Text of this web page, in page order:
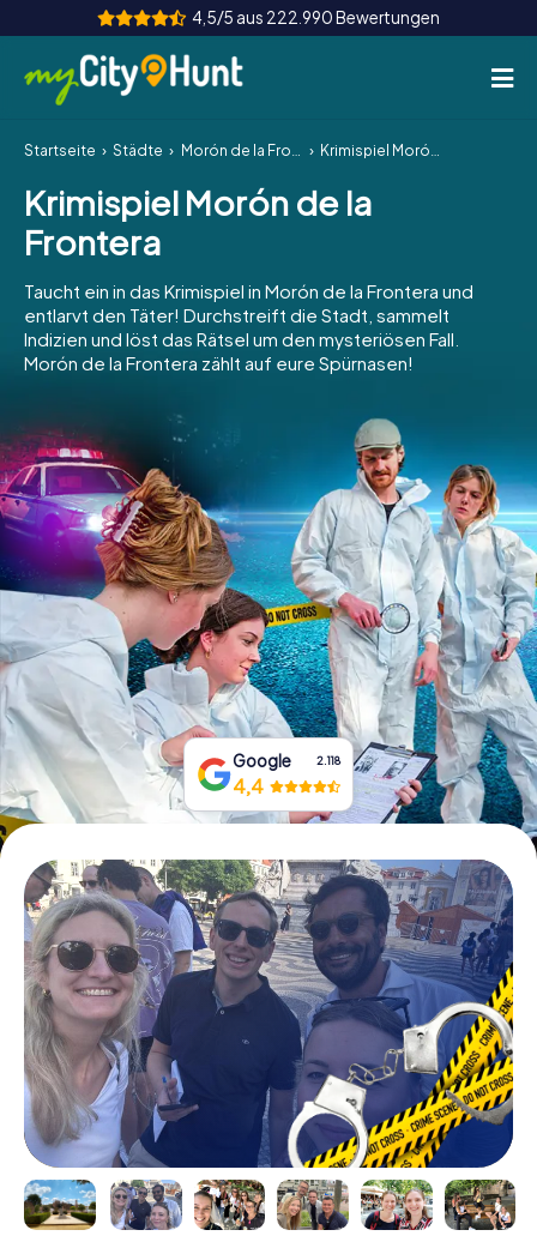
4,5/5 aus 222.990 Bewertungen
So funktioniert's
Städte
Teamevent
INT AT
ES
IE
IT
NL
Tickets buchen
Gutscheine bestellen
Startseite Städte Morón de la Frontera Krimispiel Morón de la Frontera
Krimispiel Morón de la
Frontera
Taucht ein in das Krimispiel in Morón de la Frontera und
entlarvt den Täter! Durchstreift die Stadt, sammelt
Indizien und löst das Rätsel um den mysteriösen Fall.
Morón de la Frontera zählt auf eure Spürnasen!
Google 2.118
4,4